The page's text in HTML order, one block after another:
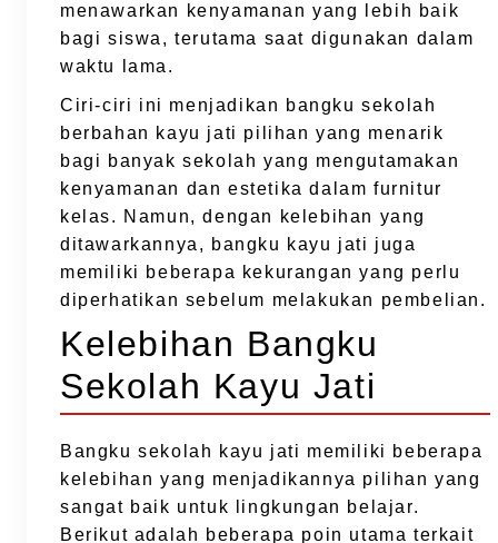
menawarkan kenyamanan yang lebih baik
bagi siswa, terutama saat digunakan dalam
waktu lama.
Ciri-ciri ini menjadikan bangku sekolah
berbahan kayu jati pilihan yang menarik
bagi banyak sekolah yang mengutamakan
kenyamanan dan estetika dalam furnitur
kelas. Namun, dengan kelebihan yang
ditawarkannya, bangku kayu jati juga
memiliki beberapa kekurangan yang perlu
diperhatikan sebelum melakukan pembelian.
Kelebihan Bangku
Sekolah Kayu Jati
Bangku sekolah kayu jati memiliki beberapa
kelebihan yang menjadikannya pilihan yang
sangat baik untuk lingkungan belajar.
Berikut adalah beberapa poin utama terkait